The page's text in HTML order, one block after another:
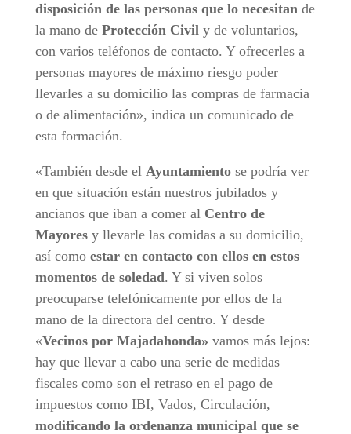
disposición de las personas que lo necesitande
la mano de Protección Civily de voluntarios,
con varios teléfonos de contacto. Y ofrecerles a
personas mayores de máximo riesgo poder
llevarles a su domicilio las compras de farmacia
o de alimentación», indica un comunicado de
esta formación.
«También desde el Ayuntamientose podría ver
en que situación están nuestros jubilados y
ancianos que iban a comer al Centro de
Mayoresy llevarle las comidas a su domicilio,
así como estar en contacto con ellos en estos
momentos de soledad. Y si viven solos
preocuparse telefónicamente por ellos de la
mano de la directora del centro. Y desde
«Vecinos por Majadahonda» vamos más lejos:
hay que llevar a cabo una serie de medidas
fiscales como son el retraso en el pago de
impuestos como IBI, Vados, Circulación,
modificando la ordenanza municipal que se